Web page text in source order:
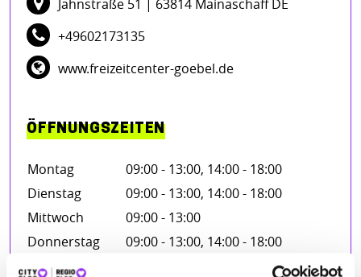
Jahnstraße 51 | 63814 Mainaschaff DE
+49602173135
www.freizeitcenter-goebel.de
ÖFFNUNGSZEITEN
Montag
09:00 - 13:00, 14:00 - 18:00
Dienstag
09:00 - 13:00, 14:00 - 18:00
Mittwoch
09:00 - 13:00
Donnerstag
09:00 - 13:00, 14:00 - 18:00
Freitag
09:00 - 13:00, 14:00 - 18:00